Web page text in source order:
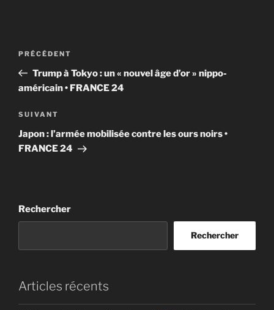
Navigation
l’article
Article
précédent
PRÉCÉDENT
Trump à Tokyo : un « nouvel âge d’or » nippo-
américain • FRANCE 24
Article
suivant
SUIVANT
Japon : l’armée mobilisée contre les ours noirs •
FRANCE 24
Rechercher
Rechercher
Articles récents